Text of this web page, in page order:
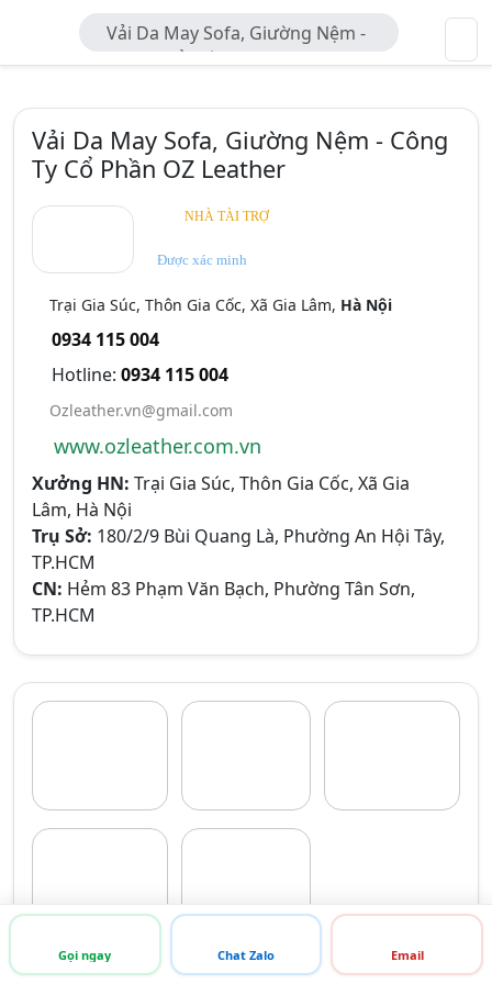
Vải Da May Sofa, Giường Nệm -
Công Ty Cổ Phần OZ Leather
Vải Da May Sofa, Giường Nệm - Công
Ty Cổ Phần OZ Leather
NHÀ TÀI TRỢ
Được xác minh
Trại Gia Súc, Thôn Gia Cốc, Xã Gia Lâm, Hà Nội
0934 115 004
Hotline: 0934 115 004
Ozleather.vn@gmail.com
www.ozleather.com.vn
Xưởng HN: Trại Gia Súc, Thôn Gia Cốc, Xã Gia
Lâm, Hà Nội
Trụ Sở: 180/2/9 Bùi Quang Là, Phường An Hội Tây,
TP.HCM
CN: Hẻm 83 Phạm Văn Bạch, Phường Tân Sơn,
TP.HCM
XEM NHIỀU ẢNH
Gọi ngay Chat Zalo Email